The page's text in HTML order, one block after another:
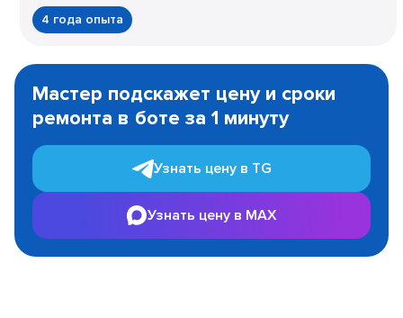
4 года опыта
1
Мастер подскажет цену и сроки
ремонта в боте за 1 минуту
Узнать цену в TG
Узнать цену в MAX